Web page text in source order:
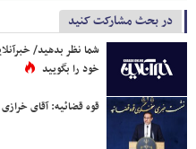
در بحث مشارکت کنید
شما نظر بدهید/
خود را بگویید
قوه قضائیه: آقای